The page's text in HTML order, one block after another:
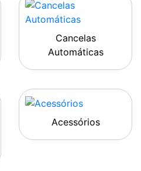
Cancelas
Automáticas
Acessórios